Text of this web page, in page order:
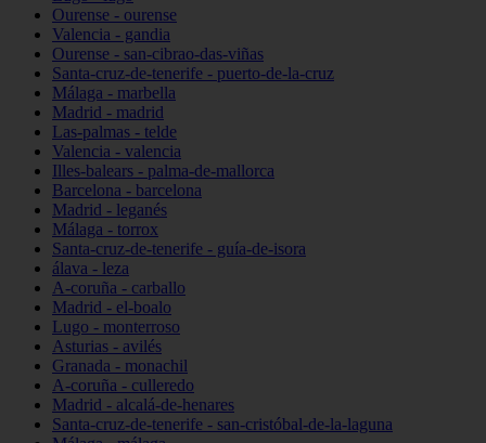
Ourense - ourense
Valencia - gandia
Ourense - san-cibrao-das-viñas
Santa-cruz-de-tenerife - puerto-de-la-cruz
Málaga - marbella
Madrid - madrid
Las-palmas - telde
Valencia - valencia
Illes-balears - palma-de-mallorca
Barcelona - barcelona
Madrid - leganés
Málaga - torrox
Santa-cruz-de-tenerife - guía-de-isora
álava - leza
A-coruña - carballo
Madrid - el-boalo
Lugo - monterroso
Asturias - avilés
Granada - monachil
A-coruña - culleredo
Madrid - alcalá-de-henares
Santa-cruz-de-tenerife - san-cristóbal-de-la-laguna